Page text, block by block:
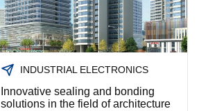
INDUSTRIAL ELECTRONICS
Innovative sealing and bonding
solutions in the field of architecture